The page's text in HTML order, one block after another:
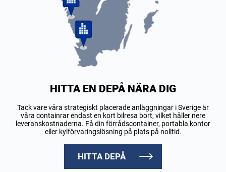
HITTA EN DEPÅ NÄRA DIG
Tack vare våra strategiskt placerade anläggningar i Sverige är
våra containrar endast en kort bilresa bort, vilket håller nere
leveranskostnaderna. Få din förrådscontainer, portabla kontor
eller kylförvaringslösning på plats på nolltid.
HITTA DEPÅ